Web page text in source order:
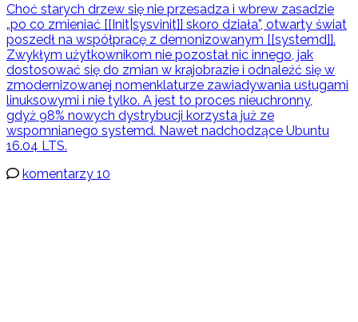
Choć starych drzew się nie przesadza i wbrew zasadzie
„po co zmieniać [[Init|sysvinit]] skoro działa”, otwarty świat
poszedł na współpracę z demonizowanym [[systemd]].
Zwykłym użytkownikom nie pozostał nic innego, jak
dostosować się do zmian w krajobrazie i odnaleźć się w
zmodernizowanej nomenklaturze zawiadywania usługami
linuksowymi i nie tylko. A jest to proces nieuchronny,
gdyż 98% nowych dystrybucji korzysta już ze
wspomnianego systemd. Nawet nadchodzące Ubuntu
16.04 LTS.
komentarzy 10